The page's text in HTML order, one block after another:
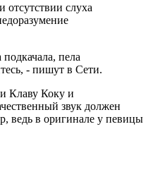
отсутствии слуха
пела
- пишут в Сети.
Клаву Коку и
звук должен
ведь в оригинале у певицы